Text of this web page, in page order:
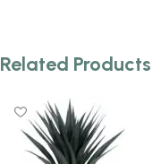
Related Products